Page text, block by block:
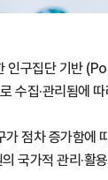
구집단 기반
집·관리됨에
점차 증가함
가적 관리·활